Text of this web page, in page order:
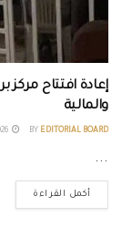
إعادة افتتاح مركز
والمالية
BY EDITORIAL BOARD
...
أكمل القراءة